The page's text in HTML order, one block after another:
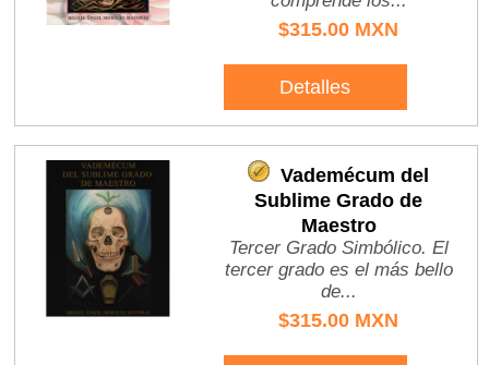
$315.00 MXN
Detalles
Vademécum del
Sublime Grado de
Maestro
Tercer Grado Simbólico. El
tercer grado es el más bello
de...
$315.00 MXN